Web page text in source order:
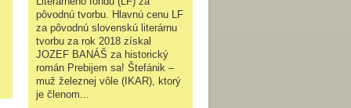
pôvodnú tvorbu. Hlavnú cenu LF
za pôvodnú slovenskú literárnu
tvorbu za rok 2018 získal
JOZEF BANÁŠ za historický
román Prebijem sa! Štefánik –
muž železnej vôle (IKAR), ktorý
je členom...